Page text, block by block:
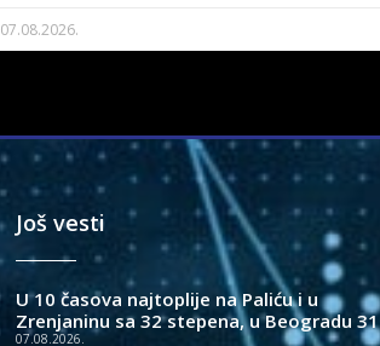
07.08.2026.
Još vesti
U 10 časova najtoplije na Paliću i u
Zrenjaninu sa 32 stepena, u Beogradu 31
07.08.2026.